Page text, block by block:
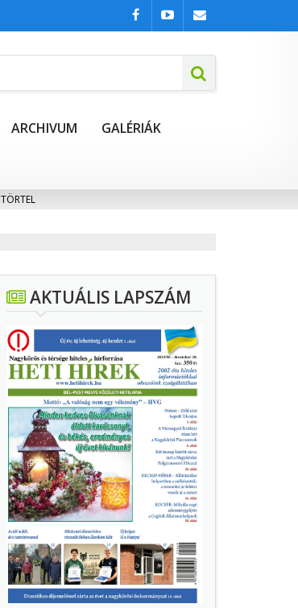
ARCHIVUM GALÉRIÁK
TÖRTEL
AKTUÁLIS LAPSZÁM